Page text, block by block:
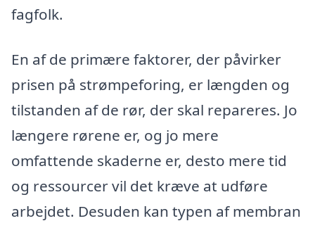
fagfolk.
En af de primære faktorer, der påvirker
prisen på strømpeforing, er længden og
tilstanden af de rør, der skal repareres. Jo
længere rørene er, og jo mere
omfattende skaderne er, desto mere tid
og ressourcer vil det kræve at udføre
arbejdet. Desuden kan typen af membran